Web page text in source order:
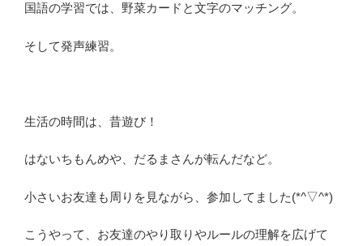
国語の学習では、野菜カードと文字のマッチング。
そして発声練習。
生活の時間は、昔遊び！
はないちもんめや、だるまさんが転んだなど。
小さいお友達も周りを見ながら、参加してました(*^▽^*)
こうやって、お友達のやり取りやルールの理解を広げて